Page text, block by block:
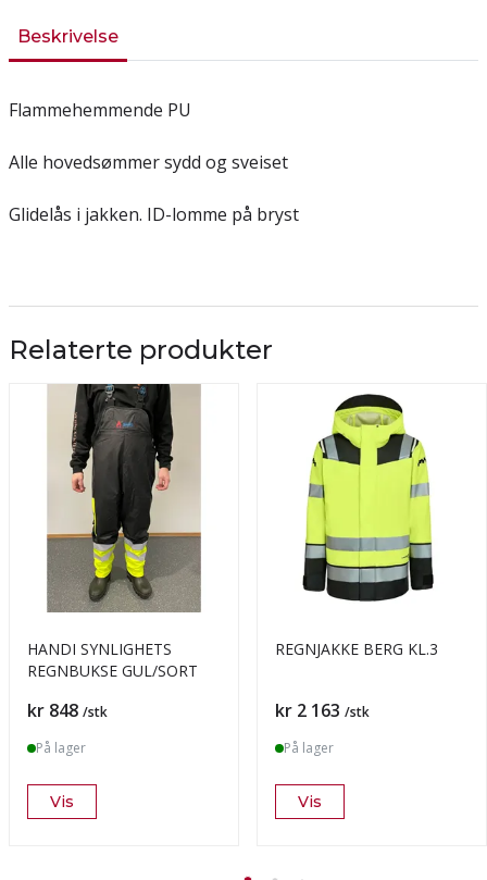
Beskrivelse
Flammehemmende PU
Alle hovedsømmer sydd og sveiset
Glidelås i jakken. ID-lomme på bryst
Relaterte produkter
HANDI SYNLIGHETS
REGNBUKSE GUL/SORT
Pris
kr 848 /stk
På lager
Vis
REGNJAKKE BERG KL.3
Pris
kr 2 163 /stk
På lager
Vis